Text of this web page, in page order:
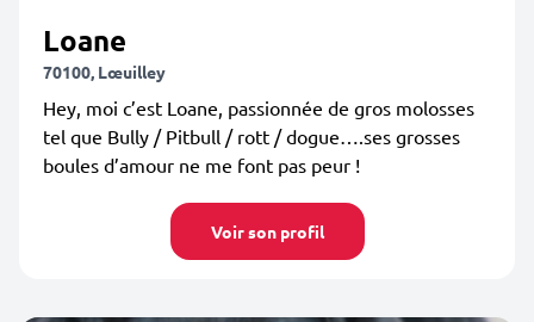
Loane
70100, Lœuilley
Hey, moi c’est Loane, passionnée de gros molosses
tel que Bully / Pitbull / rott / dogue….ses grosses
boules d’amour ne me font pas peur !
Voir son profil